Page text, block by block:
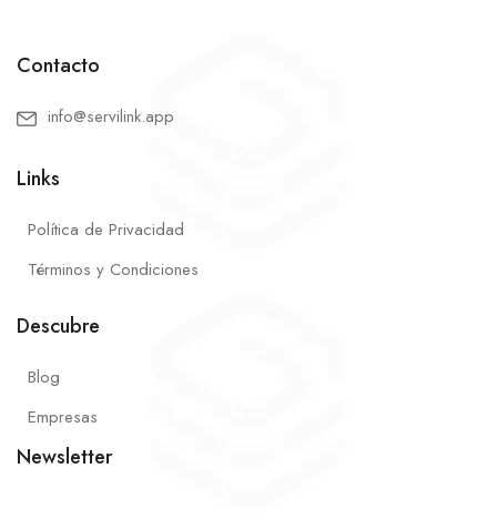
Contacto
info@servilink.app
Links
Política de Privacidad
Términos y Condiciones
Descubre
Blog
Empresas
Newsletter